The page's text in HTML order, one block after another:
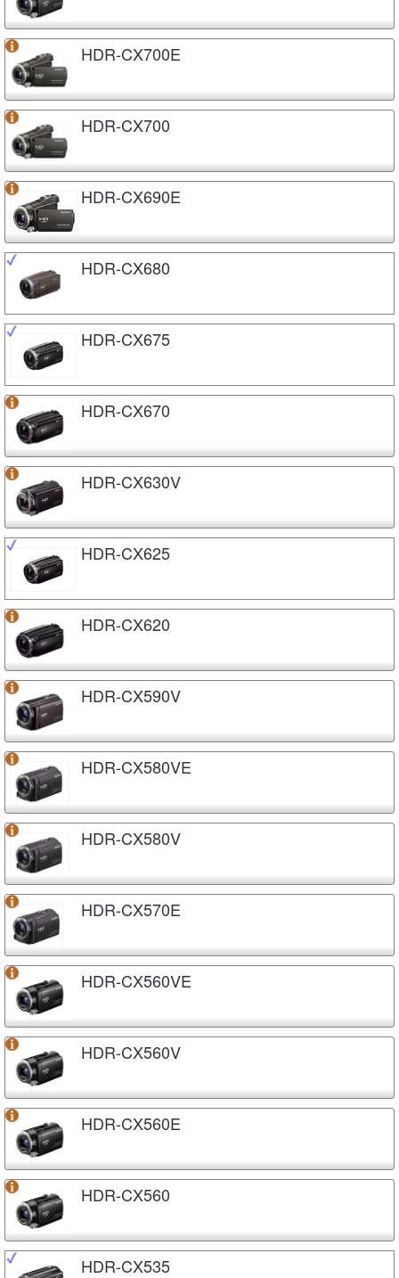
HDR-CX700E
HDR-CX700
HDR-CX690E
HDR-CX680
HDR-CX675
HDR-CX670
HDR-CX630V
HDR-CX625
HDR-CX620
HDR-CX590V
HDR-CX580VE
HDR-CX580V
HDR-CX570E
HDR-CX560VE
HDR-CX560V
HDR-CX560E
HDR-CX560
HDR-CX535